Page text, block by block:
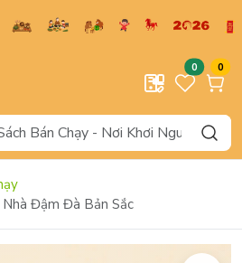
0 0
Đậm Đà Bản Sắc